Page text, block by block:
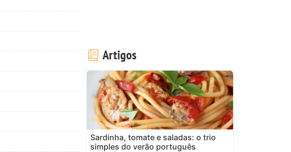
Artigos
Sardinha, tomate e saladas: o trio
simples do verão português